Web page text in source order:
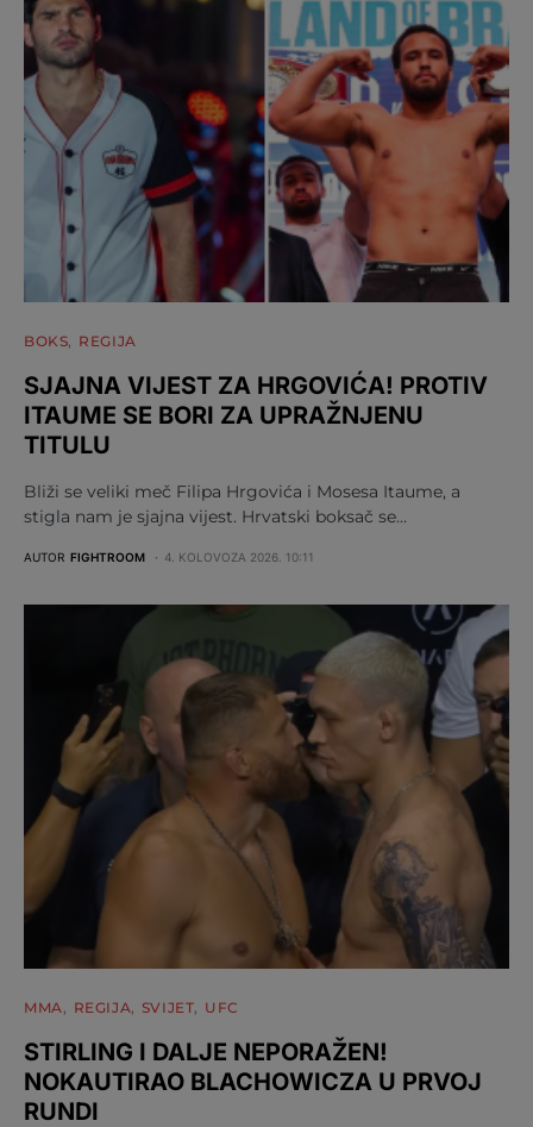
BOKS REGIJA
SJAJNA VIJEST ZA HRGOVIĆA! PROTIV
ITAUME SE BORI ZA UPRAŽNJENU
TITULU
Bliži se veliki meč Filipa Hrgovića i Mosesa Itaume, a
stigla nam je sjajna vijest. Hrvatski boksač se…
AUTOR FIGHTROOM 4. KOLOVOZA 2026. 10:11
MMA REGIJA SVIJET UFC
STIRLING I DALJE NEPORAŽEN!
NOKAUTIRAO BLACHOWICZA U PRVOJ
RUNDI